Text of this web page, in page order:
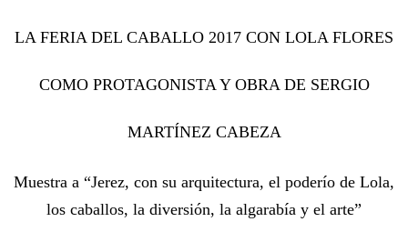
LA FERIA DEL CABALLO 2017 CON LOLA FLORES
COMO PROTAGONISTA Y OBRA DE SERGIO
MARTÍNEZ CABEZA
Muestra a “Jerez, con su arquitectura, el poderío de Lola,
los caballos, la diversión, la algarabía y el arte”